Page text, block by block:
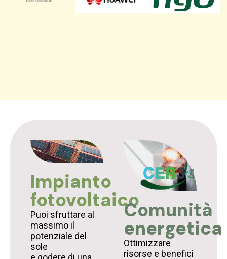
Impianto
fotovoltaico
Puoi sfruttare al
massimo il
potenziale del
sole
Comunità
energetica
Ottimizzare
risorse e benefici